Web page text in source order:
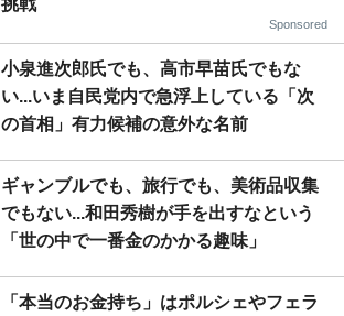
Sponsored
小泉進次郎氏でも、高市早苗氏でもな
い...いま自民党内で急浮上している「次
の首相」有力候補の意外な名前
ギャンブルでも、旅行でも、美術品収集
でもない...和田秀樹が手を出すなという
「世の中で一番金のかかる趣味」
「本当のお金持ち」はポルシェやフェラ